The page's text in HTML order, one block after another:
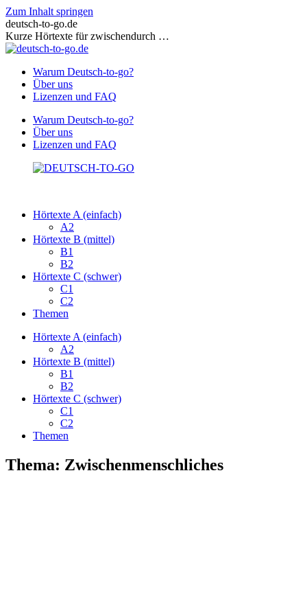
Zum Inhalt springen
deutsch-to-go.de
Kurze Hörtexte für zwischendurch …
Warum Deutsch-to-go?
Über uns
Lizenzen und FAQ
Warum Deutsch-to-go?
Über uns
Lizenzen und FAQ
Hörtexte A (einfach)
A2
Hörtexte B (mittel)
B1
B2
Hörtexte C (schwer)
C1
C2
Themen
Hörtexte A (einfach)
A2
Hörtexte B (mittel)
B1
B2
Hörtexte C (schwer)
C1
C2
Themen
Thema: Zwischenmenschliches